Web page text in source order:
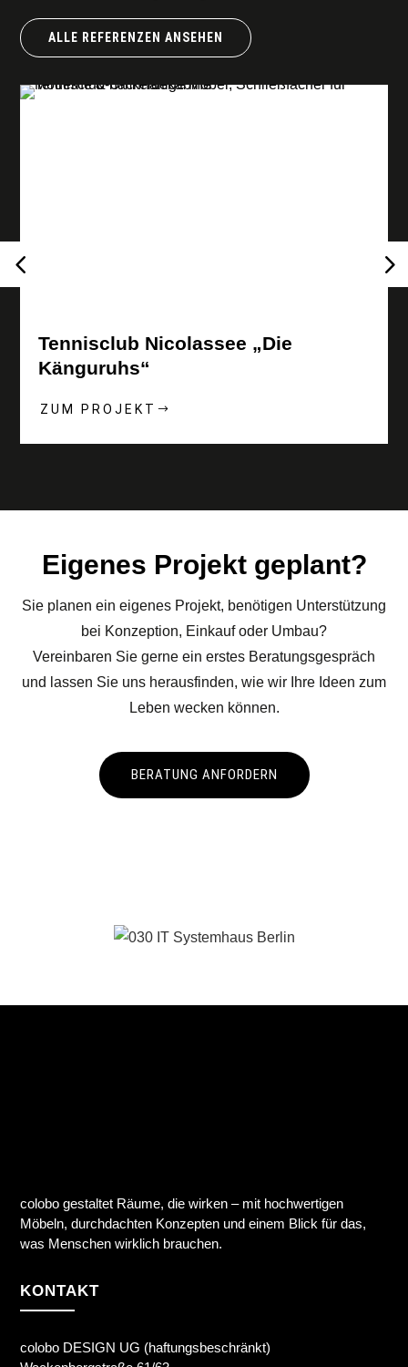
ALLE REFERENZEN ANSEHEN
Tennisclub Nicolassee „Die
Känguruhs“
ZUM PROJEKT
Eigenes Projekt geplant?
Sie planen ein eigenes Projekt, benötigen Unterstützung
bei Konzeption, Einkauf oder Umbau?
Vereinbaren Sie gerne ein erstes Beratungsgespräch
und lassen Sie uns herausfinden, wie wir Ihre Ideen zum
Leben wecken können.
BERATUNG ANFORDERN
colobo gestaltet Räume, die wirken – mit hochwertigen
Möbeln, durchdachten Konzepten und einem Blick für das,
was Menschen wirklich brauchen.
KONTAKT
colobo DESIGN UG (haftungsbeschränkt)